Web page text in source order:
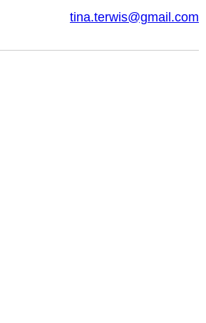
tina.terwis@gmail.com